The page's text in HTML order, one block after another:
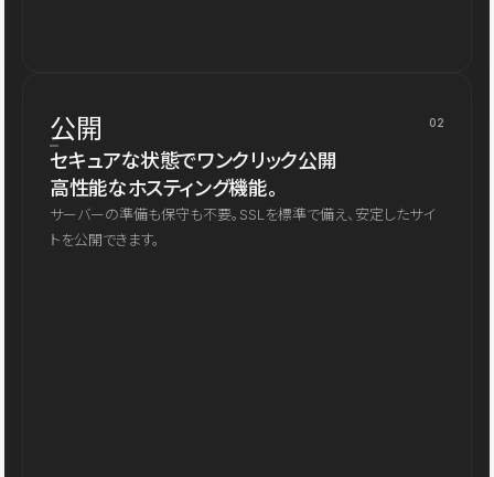
公開 02
セキュアな状態でワンクリック公開
高性能なホスティング機能。
サーバーの準備も保守も不要。SSLを標準で備え、安定したサイ
トを公開できます。